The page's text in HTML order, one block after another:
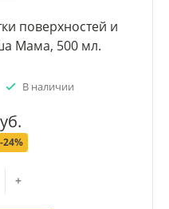
поверхностей и
Мама, 500 мл.
В наличии
-24%
+